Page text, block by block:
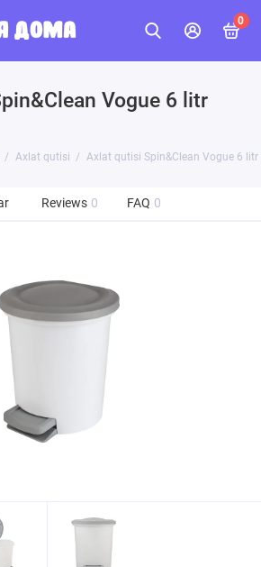
0
Vogue 6 litr
Axlat qutisi Axlat qutisi Spin&Clean Vogue 6 litr
Reviews 0 FAQ 0